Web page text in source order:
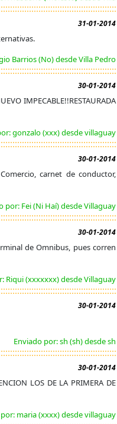
31-01-2014
Barrios (No) desde Villa Pedro
30-01-2014
IMPECABLE!!RESTAURADA
gonzalo (xxx) desde villaguay
30-01-2014
carnet de conductor,
por: Fei (Ni Haí) desde Villaguay
30-01-2014
de Omnibus, pues corren
Riqui (xxxxxxx) desde Villaguay
30-01-2014
Enviado por: sh (sh) desde sh
30-01-2014
LOS DE LA PRIMERA DE
maria (xxxx) desde villaguay